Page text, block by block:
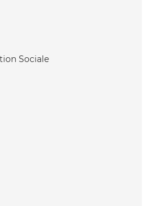
Sociale